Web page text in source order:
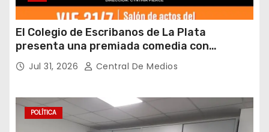
El Colegio de Escribanos de La Plata
presenta una premiada comedia con
entrada gratuita y fin solidario
Jul 31, 2026 Central De Medios
POLÍTICA